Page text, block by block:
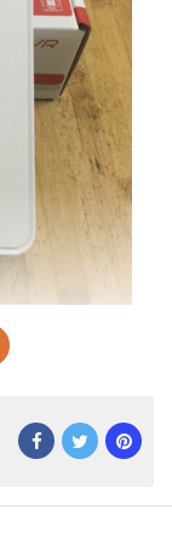
Hikvision
tặng kèm